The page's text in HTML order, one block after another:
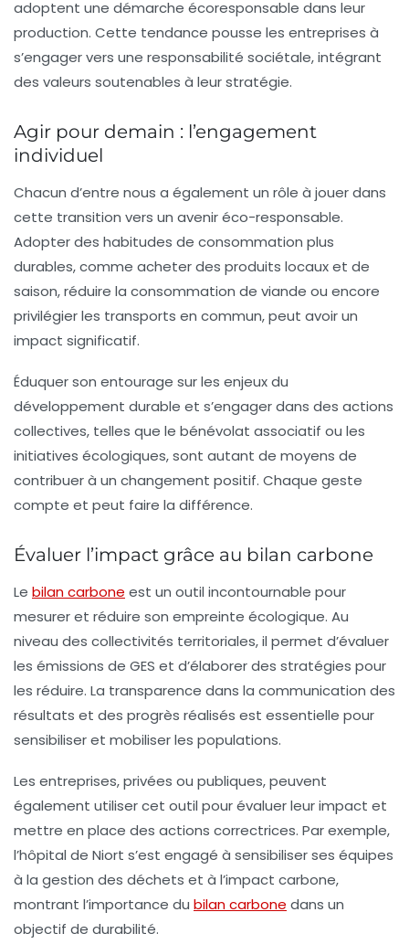
adoptent une démarche écoresponsable dans leur
production. Cette tendance pousse les entreprises à
s’engager vers une responsabilité sociétale, intégrant
des valeurs soutenables à leur stratégie.
Agir pour demain : l’engagement
individuel
Chacun d’entre nous a également un rôle à jouer dans
cette transition vers un avenir éco-responsable.
Adopter des habitudes de consommation plus
durables, comme acheter des produits locaux et de
saison, réduire la consommation de viande ou encore
privilégier les transports en commun, peut avoir un
impact significatif.
Éduquer son entourage sur les enjeux du
développement durable et s’engager dans des actions
collectives, telles que le bénévolat associatif ou les
initiatives écologiques, sont autant de moyens de
contribuer à un changement positif. Chaque geste
compte et peut faire la différence.
Évaluer l’impact grâce au bilan carbone
Le bilan carbone est un outil incontournable pour
mesurer et réduire son empreinte écologique. Au
niveau des collectivités territoriales, il permet d’évaluer
les émissions de GES et d’élaborer des stratégies pour
les réduire. La transparence dans la communication des
résultats et des progrès réalisés est essentielle pour
sensibiliser et mobiliser les populations.
Les entreprises, privées ou publiques, peuvent
également utiliser cet outil pour évaluer leur impact et
mettre en place des actions correctrices. Par exemple,
l’hôpital de Niort s’est engagé à sensibiliser ses équipes
à la gestion des déchets et à l’impact carbone,
montrant l’importance du bilan carbone dans un
objectif de durabilité.